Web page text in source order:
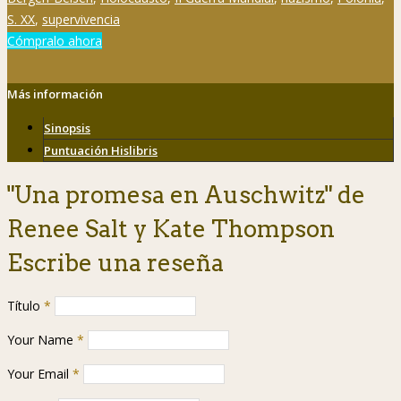
S. XX, supervivencia
Cómpralo ahora
Más información
Sinopsis
Puntuación Hislibris
"Una promesa en Auschwitz" de
Renee Salt y Kate Thompson
Escribe una reseña
Título *
Your Name *
Your Email *